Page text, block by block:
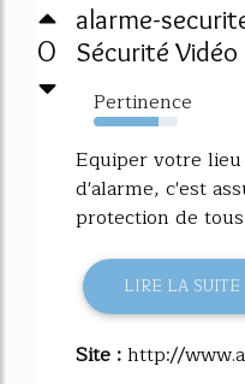
0
alarme-
Sécurité Vidéo
Pertinence
77%
Equiper votre
d'alarme, c'est
protection de
LIRE LA SUITE
Site :http://